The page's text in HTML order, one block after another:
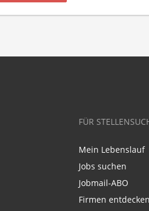
FÜR
Mein Lebenslauf
Jobs suchen
Jobmail-ABO
Firmen entdecken